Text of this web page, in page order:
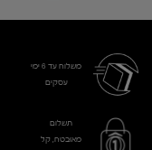
משלוח עד 6 ימי
עסקים​
תשלום
מאובטח, קל